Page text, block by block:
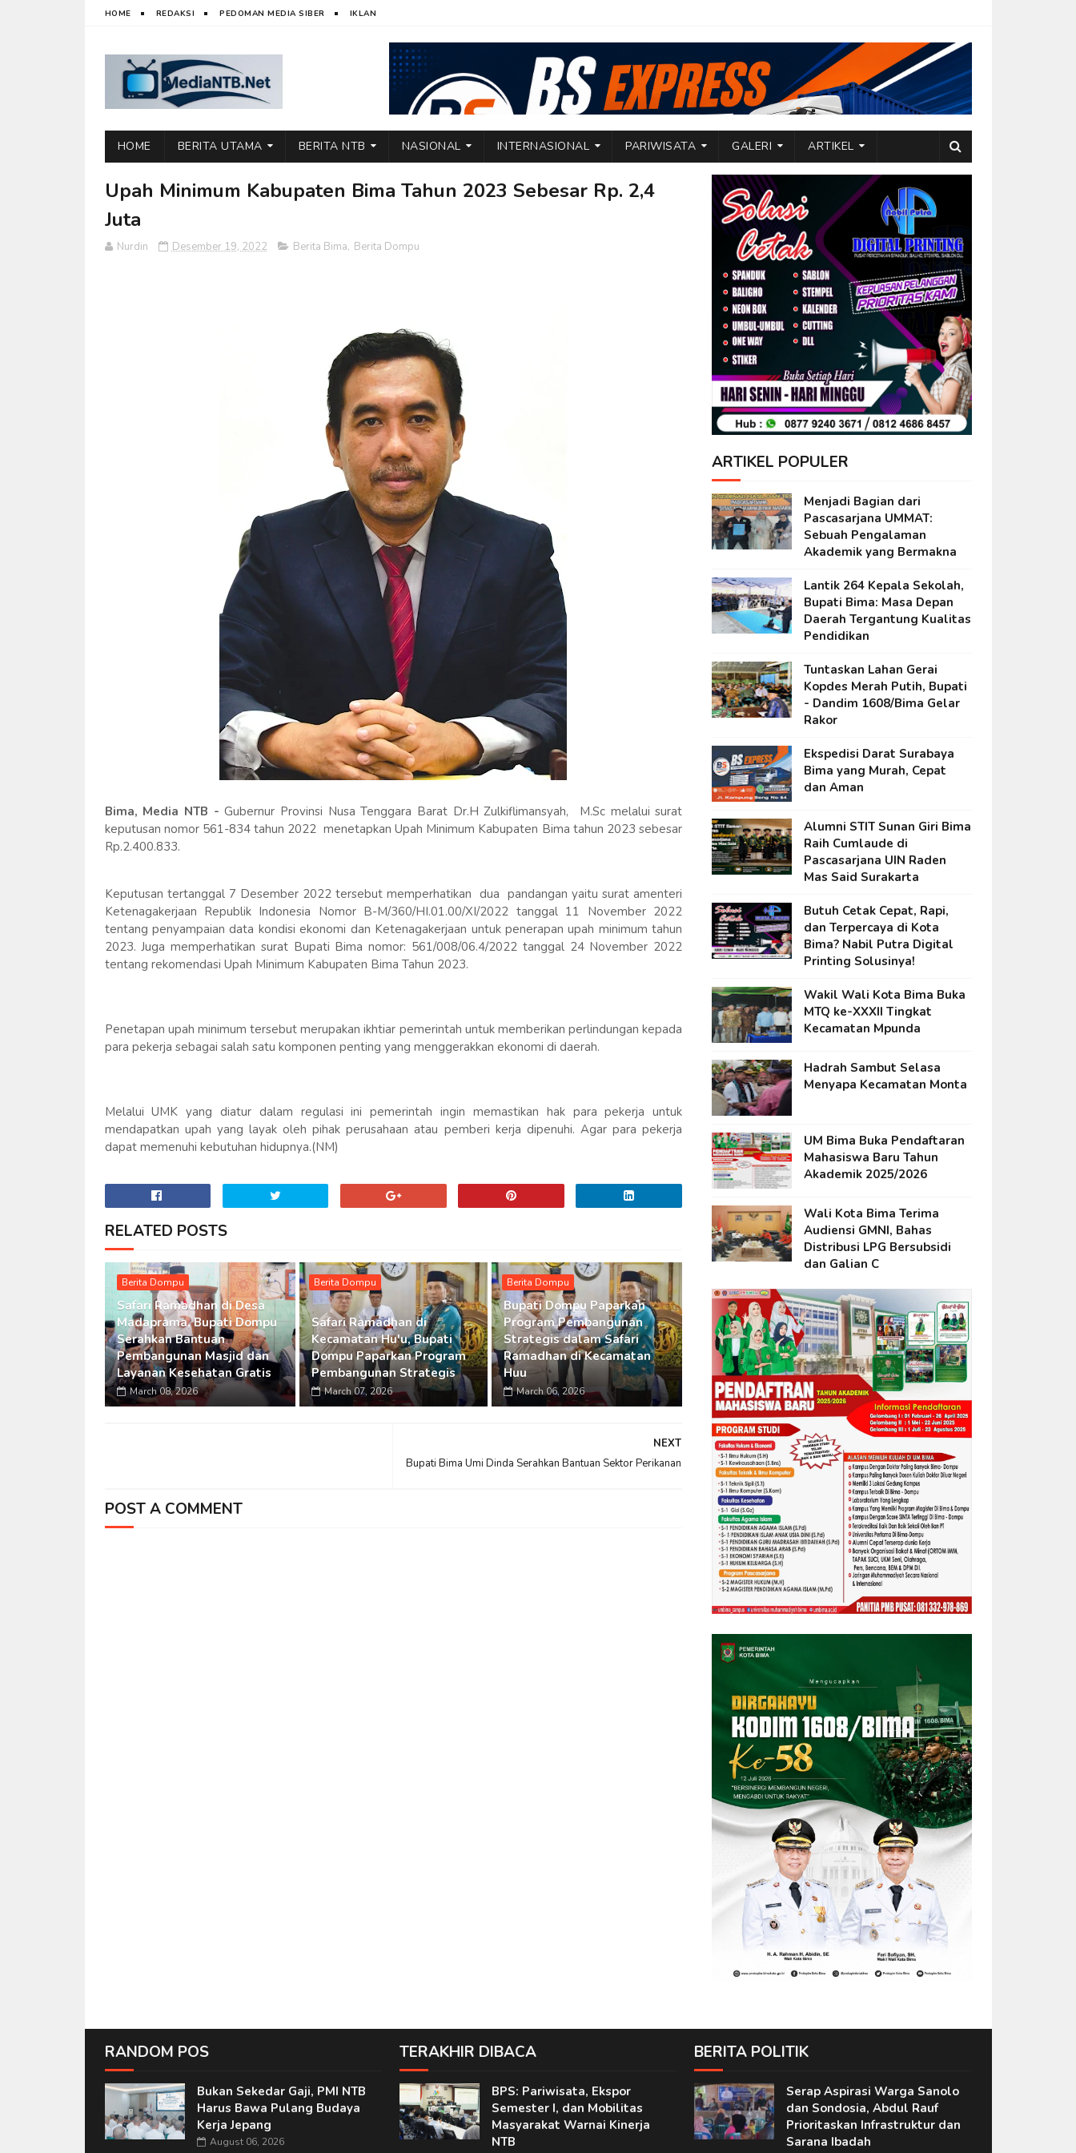
HOME REDAKSI PEDOMAN MEDIA SIBER IKLAN
HOME BERITA UTAMA BERITA NTB NASIONAL INTERNASIONAL PARIWISATA GALERI ARTIKEL
Upah Minimum Kabupaten Bima Tahun 2023 Sebesar Rp. 2,4
Juta
Nurdin Desember 19, 2022 Berita Bima, Berita Dompu
Bima, Media NTB -Gubernur Provinsi Nusa Tenggara Barat Dr.H Zulkiflimansyah, M.Sc melalui surat
keputusan nomor 561-834 tahun 2022 menetapkan Upah Minimum Kabupaten Bima tahun 2023 sebesar
Rp.2.400.833.
Keputusan tertanggal 7 Desember 2022 tersebut memperhatikan dua pandangan yaitu surat amenteri
Ketenagakerjaan Republik Indonesia Nomor B-M/360/HI.01.00/XI/2022 tanggal 11 November 2022
tentang penyampaian data kondisi ekonomi dan Ketenagakerjaan untuk penerapan upah minimum tahun
2023. Juga memperhatikan surat Bupati Bima nomor: 561/008/06.4/2022 tanggal 24 November 2022
tentang rekomendasi Upah Minimum Kabupaten Bima Tahun 2023.
Penetapan upah minimum tersebut merupakan ikhtiar pemerintah untuk memberikan perlindungan kepada
para pekerja sebagai salah satu komponen penting yang menggerakkan ekonomi di daerah.
Melalui UMK yang diatur dalam regulasi ini pemerintah ingin memastikan hak para pekerja untuk
mendapatkan upah yang layak oleh pihak perusahaan atau pemberi kerja dipenuhi. Agar para pekerja
dapat memenuhi kebutuhan hidupnya.(NM)
RELATED POSTS
Berita Dompu
Safari Ramadhan di Desa
Madaprama, Bupati Dompu
Serahkan Bantuan
Pembangunan Masjid dan
Layanan Kesehatan Gratis
March 08, 2026
Berita Dompu
Safari Ramadhan di
Kecamatan Hu'u, Bupati
Dompu Paparkan Program
Pembangunan Strategis
March 07, 2026
Berita Dompu
Bupati Dompu Paparkan
Program Pembangunan
Strategis dalam Safari
Ramadhan di Kecamatan
Huu
March 06, 2026
NEXT
Bupati Bima Umi Dinda Serahkan Bantuan Sektor Perikanan
POST A COMMENT
ARTIKEL POPULER
Menjadi Bagian dari
Pascasarjana UMMAT:
Sebuah Pengalaman
Akademik yang Bermakna
Lantik 264 Kepala Sekolah,
Bupati Bima: Masa Depan
Daerah Tergantung Kualitas
Pendidikan
Tuntaskan Lahan Gerai
Kopdes Merah Putih, Bupati
- Dandim 1608/Bima Gelar
Rakor
Ekspedisi Darat Surabaya
Bima yang Murah, Cepat
dan Aman
Alumni STIT Sunan Giri Bima
Raih Cumlaude di
Pascasarjana UIN Raden
Mas Said Surakarta
Butuh Cetak Cepat, Rapi,
dan Terpercaya di Kota
Bima? Nabil Putra Digital
Printing Solusinya!
Wakil Wali Kota Bima Buka
MTQ ke-XXXII Tingkat
Kecamatan Mpunda
Hadrah Sambut Selasa
Menyapa Kecamatan Monta
UM Bima Buka Pendaftaran
Mahasiswa Baru Tahun
Akademik 2025/2026
Wali Kota Bima Terima
Audiensi GMNI, Bahas
Distribusi LPG Bersubsidi
dan Galian C
RANDOM POS
Bukan Sekedar Gaji, PMI NTB
Harus Bawa Pulang Budaya
Kerja Jepang
August 06, 2026
TERAKHIR DIBACA
BPS: Pariwisata, Ekspor
Semester I, dan Mobilitas
Masyarakat Warnai Kinerja
NTB
BERITA POLITIK
Serap Aspirasi Warga Sanolo
dan Sondosia, Abdul Rauf
Prioritaskan Infrastruktur dan
Sarana Ibadah